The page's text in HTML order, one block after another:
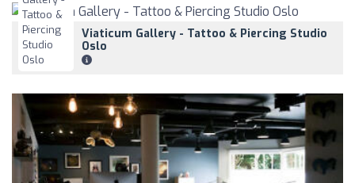
Viaticum Gallery - Tattoo & Piercing Studio
Oslo